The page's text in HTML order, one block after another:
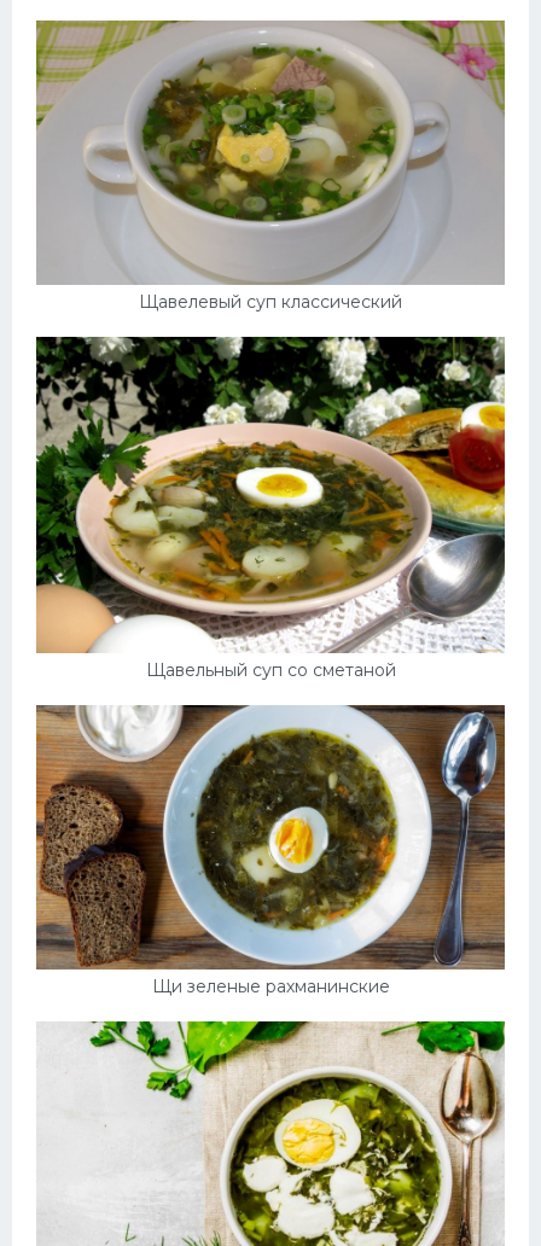
Щавелевый суп классический
Щавельный суп со сметаной
Щи зеленые рахманинские